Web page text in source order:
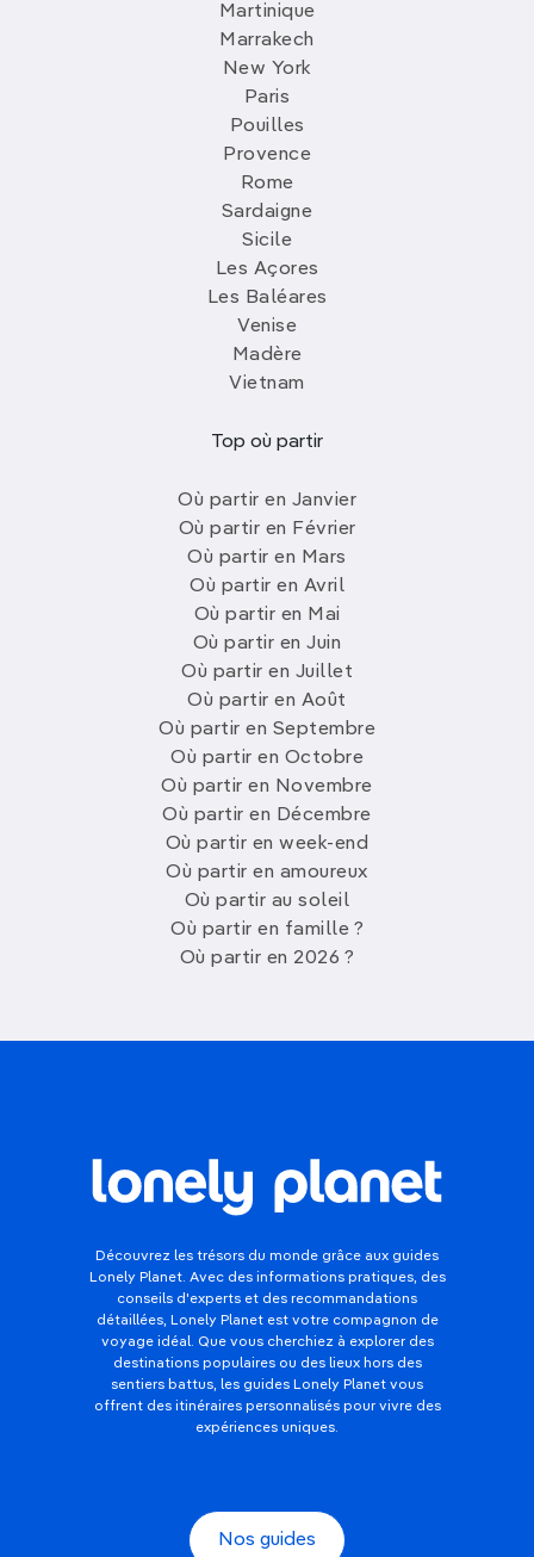
Martinique
Marrakech
New York
Paris
Pouilles
Provence
Rome
Sardaigne
Sicile
Les Açores
Les Baléares
Venise
Madère
Vietnam
Top où partir
Où partir en Janvier
Où partir en Février
Où partir en Mars
Où partir en Avril
Où partir en Mai
Où partir en Juin
Où partir en Juillet
Où partir en Août
Où partir en Septembre
Où partir en Octobre
Où partir en Novembre
Où partir en Décembre
Où partir en week-end
Où partir en amoureux
Où partir au soleil
Où partir en famille ?
Où partir en 2026 ?
Découvrez les trésors du monde grâce aux guides
Lonely Planet. Avec des informations pratiques, des
conseils d'experts et des recommandations
détaillées, Lonely Planet est votre compagnon de
voyage idéal. Que vous cherchiez à explorer des
destinations populaires ou des lieux hors des
sentiers battus, les guides Lonely Planet vous
offrent des itinéraires personnalisés pour vivre des
expériences uniques.
Nos guides